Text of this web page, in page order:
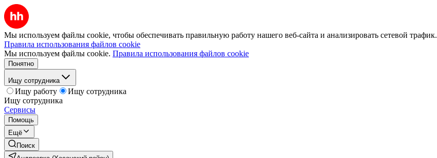
Мы используем файлы cookie, чтобы обеспечивать правильную работу нашего веб-сайта и анализировать сетевой трафик.
Правила использования файлов cookie
Мы используем файлы cookie. Правила использования файлов cookie
Понятно
Ищу сотрудника
Ищу работу
Ищу сотрудника
Ищу сотрудника
Сервисы
Помощь
Ещё
Поиск